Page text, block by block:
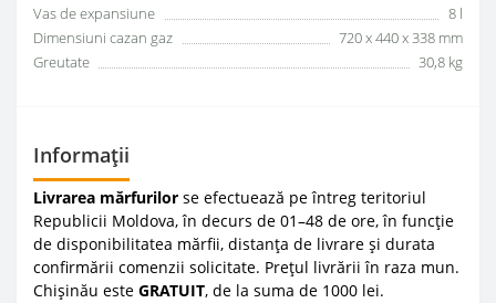
Vas de expansiune
8 l
Dimensiuni cazan gaz
720 x 440 x 338 mm
Greutate
30,8 kg
Informații
Livrarea mărfurilor se efectuează pe întreg teritoriul
Republicii Moldova, în decurs de 01–48 de ore, în funcție
de disponibilitatea mărfii, distanța de livrare și durata
confirmării comenzii solicitate. Prețul livrării în raza mun.
Chișinău este GRATUIT, de la suma de 1000 lei.